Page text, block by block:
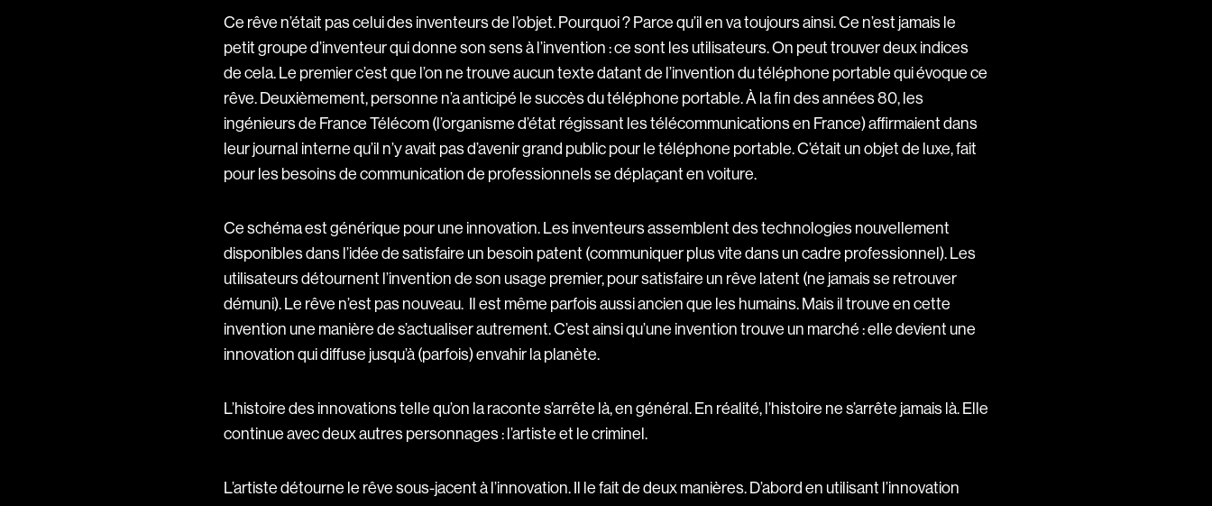
Ce rêve n’était pas celui des inventeurs de l’objet. Pourquoi ? Parce qu’il en va toujours ainsi. Ce n’est jamais le
petit groupe d’inventeur qui donne son sens à l’invention : ce sont les utilisateurs. On peut trouver deux indices
de cela. Le premier c’est que l’on ne trouve aucun texte datant de l’invention du téléphone portable qui évoque ce
rêve. Deuxièmement, personne n’a anticipé le succès du téléphone portable. À la fin des années 80, les
ingénieurs de France Télécom (l’organisme d’état régissant les télécommunications en France) affirmaient dans
leur journal interne qu’il n’y avait pas d’avenir grand public pour le téléphone portable. C’était un objet de luxe, fait
pour les besoins de communication de professionnels se déplaçant en voiture.
Ce schéma est générique pour une innovation. Les inventeurs assemblent des technologies nouvellement
disponibles dans l’idée de satisfaire un besoin patent (communiquer plus vite dans un cadre professionnel). Les
utilisateurs détournent l’invention de son usage premier, pour satisfaire un rêve latent (ne jamais se retrouver
démuni). Le rêve n’est pas nouveau. Il est même parfois aussi ancien que les humains. Mais il trouve en cette
invention une manière de s’actualiser autrement. C’est ainsi qu’une invention trouve un marché : elle devient une
innovation qui diffuse jusqu’à (parfois) envahir la planète.
L’histoire des innovations telle qu’on la raconte s’arrête là, en général. En réalité, l’histoire ne s’arrête jamais là. Elle
continue avec deux autres personnages : l’artiste et le criminel.
L’artiste détourne le rêve sous-jacent à l’innovation. Il le fait de deux manières. D’abord en utilisant l’innovation